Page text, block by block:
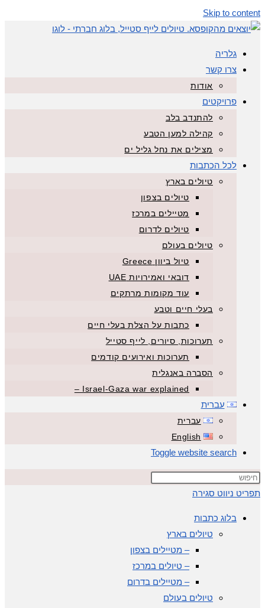
Skip to content
גלריה
צרו קשר
אודות
פרויקטים
להתנדב בלב
קהילה למען הטבע
מצילים את נחל גליל ים
לכל הכתבות
טיולים בארץ
טיולים בצפון
מטיילים במרכז
טיולים לדרום
טיולים בעולם
טיול ביוון Greece
דובאי ואמירויות UAE
עוד מקומות מרתקים
בעלי חיים וטבע
כתבות על הצלת בעלי חיים
תערוכות, סיורים, לייף סטייל
תערוכות ואירועים קודמים
הסברה באנגלית
Israel-Gaza war explained –
עברית
עברית
English
Toggle website search
תפריט ניווט סגירה
בלוג כתבות
טיולים בארץ
– מטיילים בצפון
– טיולים במרכז
– מטיילים בדרום
טיולים בעולם